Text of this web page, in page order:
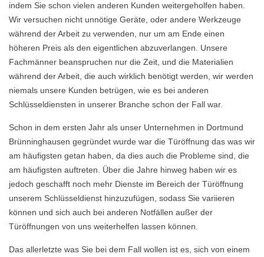
indem Sie schon vielen anderen Kunden weitergeholfen haben.
Wir versuchen nicht unnötige Geräte, oder andere Werkzeuge
während der Arbeit zu verwenden, nur um am Ende einen
höheren Preis als den eigentlichen abzuverlangen. Unsere
Fachmänner beanspruchen nur die Zeit, und die Materialien
während der Arbeit, die auch wirklich benötigt werden, wir werden
niemals unsere Kunden betrügen, wie es bei anderen
Schlüsseldiensten in unserer Branche schon der Fall war.
Schon in dem ersten Jahr als unser Unternehmen in Dortmund
Brünninghausen gegründet wurde war die Türöffnung das was wir
am häufigsten getan haben, da dies auch die Probleme sind, die
am häufigsten auftreten. Über die Jahre hinweg haben wir es
jedoch geschafft noch mehr Dienste im Bereich der Türöffnung
unserem Schlüsseldienst hinzuzufügen, sodass Sie variieren
können und sich auch bei anderen Notfällen außer der
Türöffnungen von uns weiterhelfen lassen können.
Das allerletzte was Sie bei dem Fall wollen ist es, sich von einem